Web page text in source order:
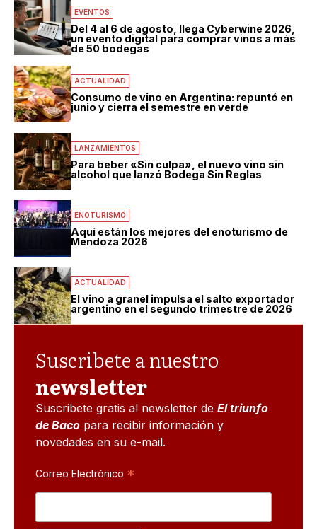
EVENTOS
Del 4 al 6 de agosto, llega Cyberwine 2026,
un evento digital para comprar vinos a más
de 50 bodegas
ACTUALIDAD
Consumo de vino en Argentina: repuntó en
junio y cierra el semestre en verde
LANZAMIENTOS
Para beber «Sin culpa», el nuevo vino sin
alcohol que lanzó Bodega Sin Reglas
ENOTURISMO
Aquí están los mejores del enoturismo de
Mendoza 2026
ACTUALIDAD
El vino a granel impulsa el salto exportador
argentino en el segundo trimestre de 2026
Suscribete a nuestro
newsletter
Suscribete gratis al newsletter de El triunfo
de Baco para recibir información y
novedades en su e-mail.
Correo Electrónico *